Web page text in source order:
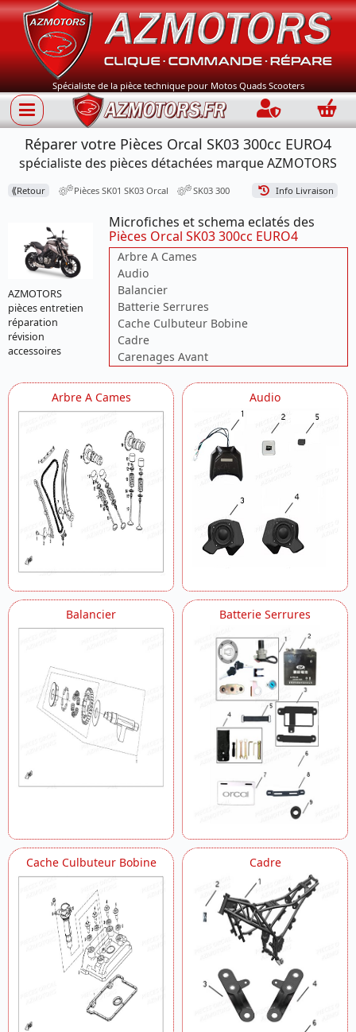
Spécialiste de la pièce technique pour Motos Quads Scooters
Connection
Réparer votre Pièces Orcal SK03 300cc EURO4
spécialiste des pièces détachées marque AZMOTORS
⟪Retour Pièces SK01 SK03 Orcal SK03 300 Info Livraison
AZMOTORS
pièces entretien
réparation
révision
accessoires
Microfiches et schema eclatés des
Pièces Orcal SK03 300cc EURO4
Arbre A Cames
Audio
Balancier
Batterie Serrures
Cache Culbuteur Bobine
Cadre
Carenages Avant
Carter Droit
Carter Gauche
Corps Papillon
Couvre Carter Droit
Couvre Carter Gauche
Culasse
Cylindre
Demarreur
Electrique Moteur
Embrayage
Entourage Guidon
Filtre A Air Silencieux Fourches
Freinage Partie 1
Freinage Partie 2
Garde Boue Repose Pieds
Jantes
Moteur
Partie Cycle
Pedale Frein Sabot
Pompe A Eau
Pompe A Huile
Refroidissement Canister
Selle Clignotants
Stator
Te De Fourche
Transmission
Vilebrequin
Visseries
Arbre A Cames Audio
Balancier Batterie Serrures
Cache Culbuteur Bobine Cadre